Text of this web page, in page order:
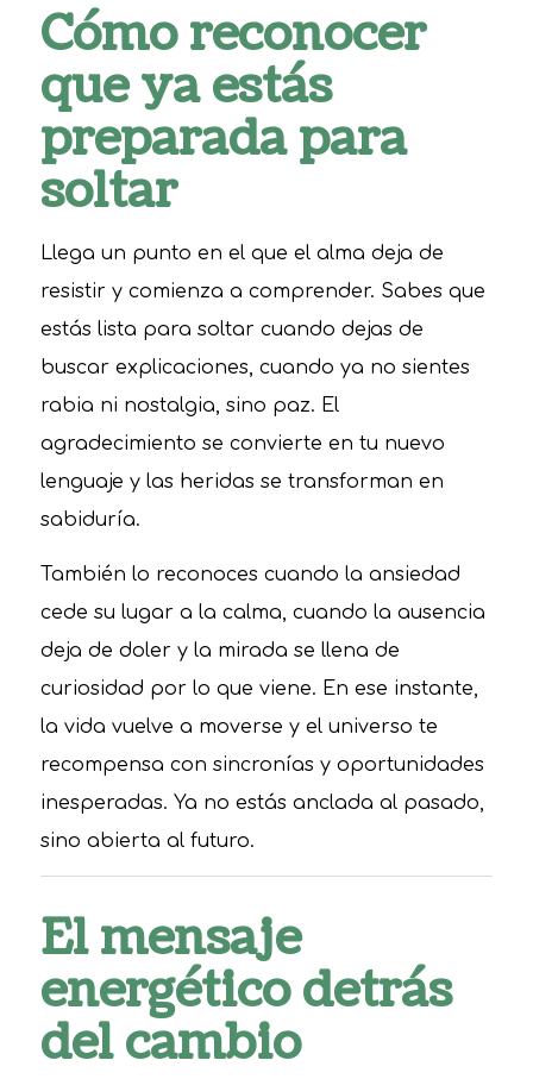
Cómo reconocer
que ya estás
preparada para
soltar
Llega un punto en el que el alma deja de
resistir y comienza a comprender. Sabes que
estás lista para soltar cuando dejas de
buscar explicaciones, cuando ya no sientes
rabia ni nostalgia, sino paz. El
agradecimiento se convierte en tu nuevo
lenguaje y las heridas se transforman en
sabiduría.
También lo reconoces cuando la ansiedad
cede su lugar a la calma, cuando la ausencia
deja de doler y la mirada se llena de
curiosidad por lo que viene. En ese instante,
la vida vuelve a moverse y el universo te
recompensa con sincronías y oportunidades
inesperadas. Ya no estás anclada al pasado,
sino abierta al futuro.
El mensaje
energético detrás
del cambio